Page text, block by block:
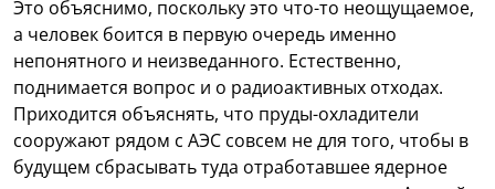
Это объяснимо, поскольку это что-то неощущаемое,
а человек боится в первую очередь именно
непонятного и неизведанного. Естественно,
поднимается вопрос и о радиоактивных отходах.
Приходится объяснять, что пруды-охладители
сооружают рядом с АЭС совсем не для того, чтобы в
будущем сбрасывать туда отработавшее ядерное